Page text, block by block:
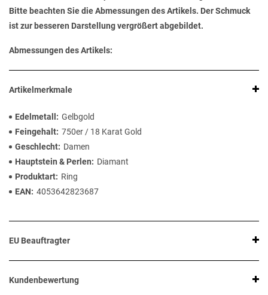
Bitte beachten Sie die Abmessungen des Artikels. Der Schmuck
ist zur besseren Darstellung vergrößert abgebildet.
Abmessungen des Artikels:
Artikelmerkmale
Edelmetall
Gelbgold
Feingehalt 750er / 18 Karat Gold
Geschlecht
Damen
Hauptstein & Perlen
Diamant
Produktart
Ring
EAN
4053642823687
EU Beauftragter
Kundenbewertung